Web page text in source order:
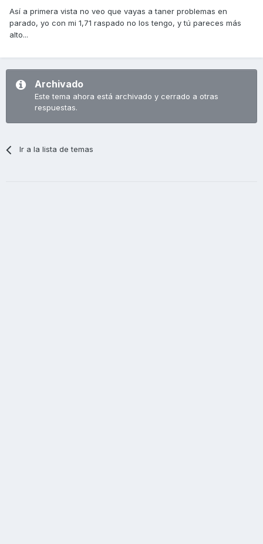
Así a primera vista no veo que vayas a taner problemas en
parado, yo con mi 1,71 raspado no los tengo, y tú pareces más
alto...
Archivado
Este tema ahora está archivado y cerrado a otras
respuestas.
Ir a la lista de temas